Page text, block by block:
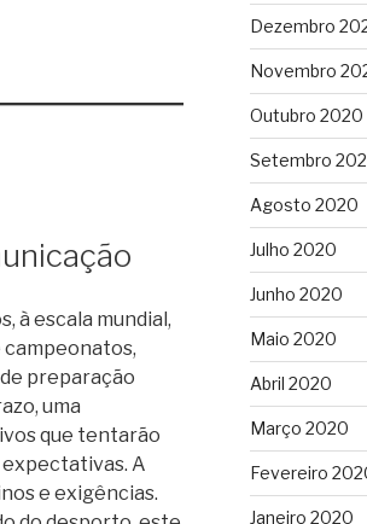
à escala mundial,
campeonatos,
preparação
uma
que tentarão
A
e exigências.
Dezembro
Novembro
Outubro 2020
Setembro
Agosto 2020
Julho 2020
Junho 2020
Maio 2020
Abril 2020
Março 2020
Fevereiro
Janeiro 2020